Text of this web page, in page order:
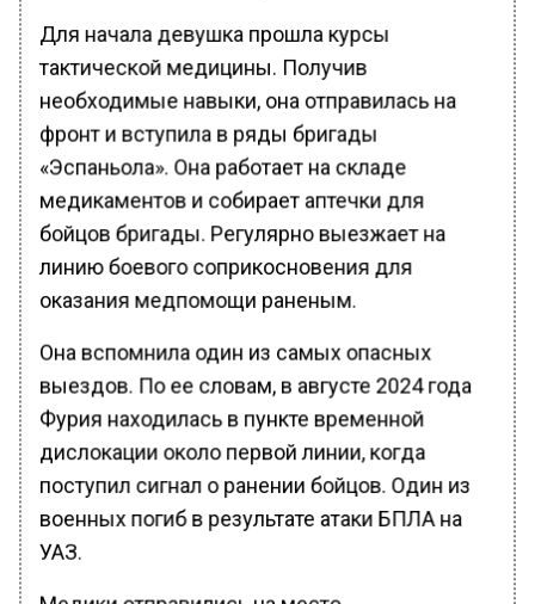
Для начала девушка прошла курсы
тактической медицины. Получив
необходимые навыки, она отправилась на
фронт и вступила в ряды бригады
«Эспаньола». Она работает на складе
медикаментов и собирает аптечки для
бойцов бригады. Регулярно выезжает на
линию боевого соприкосновения для
оказания медпомощи раненым.
Она вспомнила один из самых опасных
выездов. По ее словам, в августе 2024 года
Фурия находилась в пункте временной
дислокации около первой линии, когда
поступил сигнал о ранении бойцов. Один из
военных погиб в результате атаки БПЛА на
УАЗ.